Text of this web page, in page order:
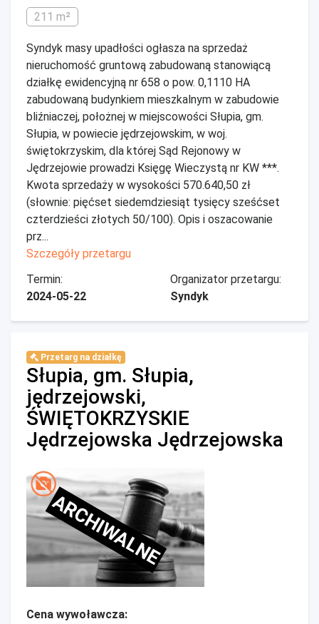
211 m²
Syndyk masy upadłości ogłasza na sprzedaż
nieruchomość gruntową zabudowaną stanowiącą
działkę ewidencyjną nr 658 o pow. 0,1110 HA
zabudowaną budynkiem mieszkalnym w zabudowie
bliźniaczej, położnej w miejscowości Słupia, gm.
Słupia, w powiecie jędrzejowskim, w woj.
świętokrzyskim, dla której Sąd Rejonowy w
Jędrzejowie prowadzi Księgę Wieczystą nr KW ***.
Kwota sprzedaży w wysokości 570.640,50 zł
(słownie: pięćset siedemdziesiąt tysięcy sześćset
czterdzieści złotych 50/100). Opis i oszacowanie
prz...
Szczegóły przetargu
Termin:
2024-05-22
Organizator przetargu:
Syndyk
Przetarg na działkę
Słupia, gm. Słupia,
jędrzejowski,
ŚWIĘTOKRZYSKIE
Jędrzejowska Jędrzejowska
ARCHIWALNE
Cena wywoławcza: